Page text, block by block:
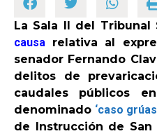
CANARIAS
5ª COLUMNA
CARTAS DEL DIRECTOR
La Sala II del Tribunal
causa relativa al
senador Fernando
delitos de
caudales públicos
denominado ‘caso
de Instrucción de